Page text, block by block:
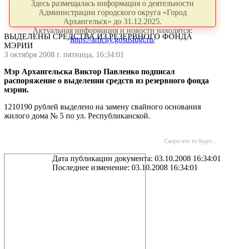
Здесь размещалась информация о деятельности
Администрации городского округа «Город
Архангельск» до 31.12.2025.
Актуальная информация и новости находятся:
https://arhcity.gosuslugi.ru/
ВЫДЕЛЕНЫ СРЕДСТВА ИЗ РЕЗЕРВНОГО ФОНДА
МЭРИИ
3 октября 2008 г. пятница, 16:34:01
Мэр Архангельска Виктор Павленко подписал
распоряжение о выделении средств из резервного фонда
мэрии.
1210190 рублей выделено на замену свайного основания
жилого дома № 5 по ул. Республиканской.
Скоро что то будет...
Дата публикации документа: 03.10.2008 16:34:01
Последнее изменение: 03.10.2008 16:34:01